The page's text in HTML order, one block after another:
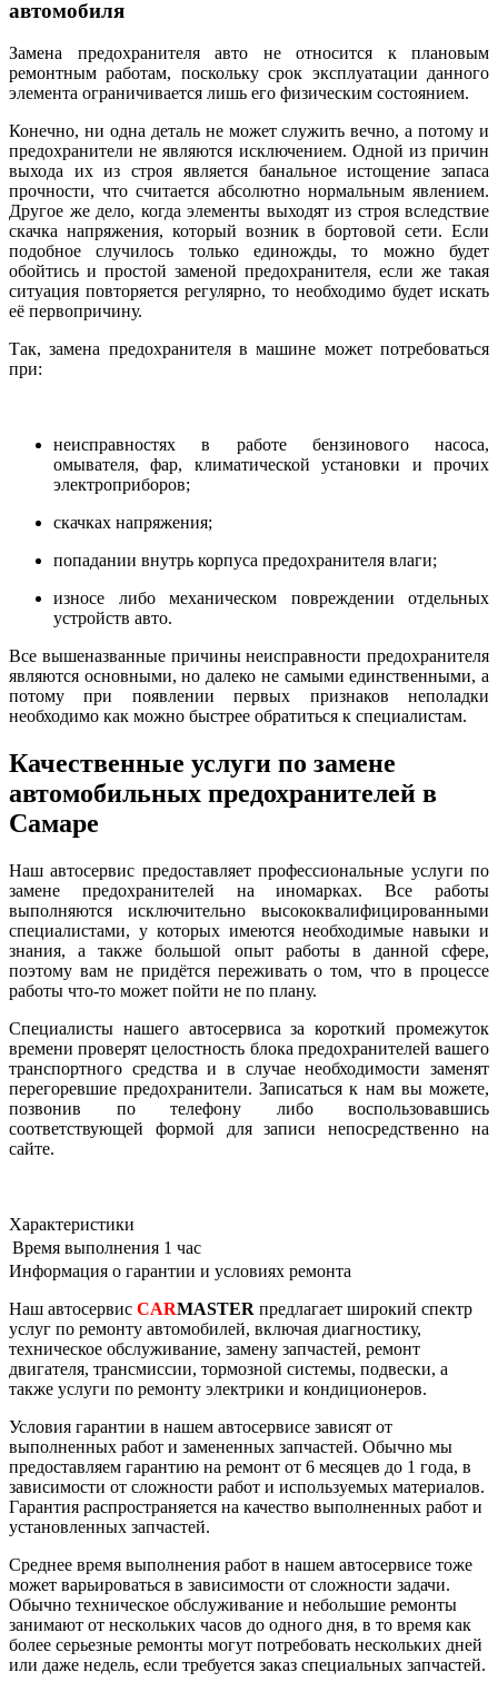
автомобиля
Замена предохранителя авто не относится к плановым
ремонтным работам, поскольку срок эксплуатации данного
элемента ограничивается лишь его физическим состоянием.
Конечно, ни одна деталь не может служить вечно, а потому и
предохранители не являются исключением. Одной из причин
выхода их из строя является банальное истощение запаса
прочности, что считается абсолютно нормальным явлением.
Другое же дело, когда элементы выходят из строя вследствие
скачка напряжения, который возник в бортовой сети. Если
подобное случилось только единожды, то можно будет
обойтись и простой заменой предохранителя, если же такая
ситуация повторяется регулярно, то необходимо будет искать
её первопричину.
Так, замена предохранителя в машине может потребоваться
при:
неисправностях в работе бензинового насоса,
омывателя, фар, климатической установки и прочих
электроприборов;
скачках напряжения;
попадании внутрь корпуса предохранителя влаги;
износе либо механическом повреждении отдельных
устройств авто.
Все вышеназванные причины неисправности предохранителя
являются основными, но далеко не самыми единственными, а
потому при появлении первых признаков неполадки
необходимо как можно быстрее обратиться к специалистам.
Качественные услуги по замене
автомобильных предохранителей в
Самаре
Наш автосервис предоставляет профессиональные услуги по
замене предохранителей на иномарках. Все работы
выполняются исключительно высококвалифицированными
специалистами, у которых имеются необходимые навыки и
знания, а также большой опыт работы в данной сфере,
поэтому вам не придётся переживать о том, что в процессе
работы что-то может пойти не по плану.
Специалисты нашего автосервиса за короткий промежуток
времени проверят целостность блока предохранителей вашего
транспортного средства и в случае необходимости заменят
перегоревшие предохранители. Записаться к нам вы можете,
позвонив по телефону либо воспользовавшись
соответствующей формой для записи непосредственно на
сайте.
Характеристики
Время выполнения 1 час
Информация о гарантии и условиях ремонта
Наш автосервис CARMASTER предлагает широкий спектр
услуг по ремонту автомобилей, включая диагностику,
техническое обслуживание, замену запчастей, ремонт
двигателя, трансмиссии, тормозной системы, подвески, а
также услуги по ремонту электрики и кондиционеров.
Условия гарантии в нашем автосервисе зависят от
выполненных работ и замененных запчастей. Обычно мы
предоставляем гарантию на ремонт от 6 месяцев до 1 года, в
зависимости от сложности работ и используемых материалов.
Гарантия распространяется на качество выполненных работ и
установленных запчастей.
Среднее время выполнения работ в нашем автосервисе тоже
может варьироваться в зависимости от сложности задачи.
Обычно техническое обслуживание и небольшие ремонты
занимают от нескольких часов до одного дня, в то время как
более серьезные ремонты могут потребовать нескольких дней
или даже недель, если требуется заказ специальных запчастей.